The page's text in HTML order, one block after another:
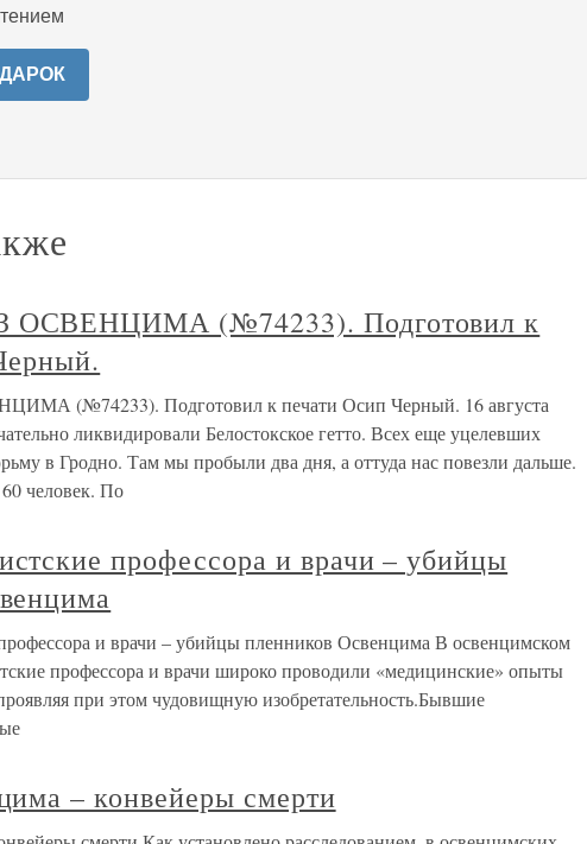
(№74233). Подготовил к
(№74233). Подготовил к печати Осип Черный. 16 августа
ликвидировали Белостокское гетто. Всех еще уцелевших
в Гродно. Там мы пробыли два дня, а оттуда нас повезли дальше.
человек. По
профессора и врачи – убийцы
и врачи – убийцы пленников Освенцима В освенцимском
профессора и врачи широко проводили «медицинские» опыты
при этом чудовищную изобретательность.Бывшие
– конвейеры смерти